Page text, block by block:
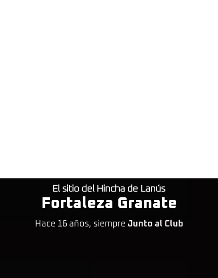
El sitio del Hincha de Lanús
Fortaleza Granate
Hace 16 años, siempre Junto al Club